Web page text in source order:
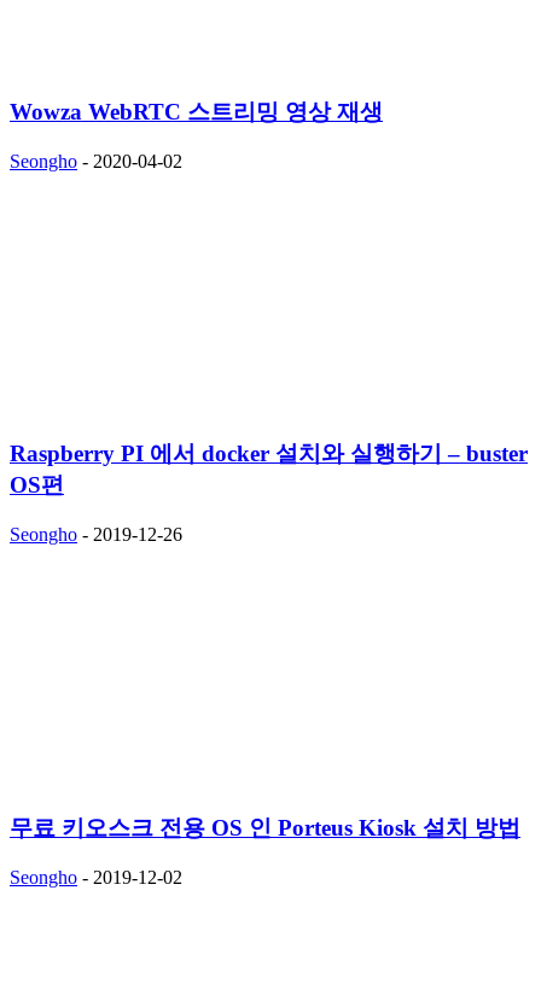
Wowza WebRTC 스트리밍 영상 재생
Seongho - 2020-04-02
Raspberry PI 에서 docker 설치와 실행하기 – buster
OS편
Seongho - 2019-12-26
무료 키오스크 전용 OS 인 Porteus Kiosk 설치 방법
Seongho - 2019-12-02